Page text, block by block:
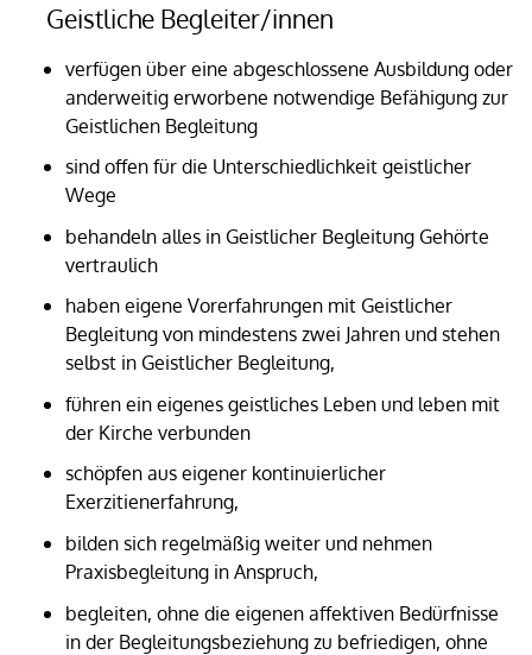
Geistliche Begleiter/innen
verfügen über eine abgeschlossene Ausbildung oder
anderweitig erworbene notwendige Befähigung zur
Geistlichen Begleitung
sind offen für die Unterschiedlichkeit geistlicher
Wege
behandeln alles in Geistlicher Begleitung Gehörte
vertraulich
haben eigene Vorerfahrungen mit Geistlicher
Begleitung von mindestens zwei Jahren und stehen
selbst in Geistlicher Begleitung,
führen ein eigenes geistliches Leben und leben mit
der Kirche verbunden
schöpfen aus eigener kontinuierlicher
Exerzitienerfahrung,
bilden sich regelmäßig weiter und nehmen
Praxisbegleitung in Anspruch,
begleiten, ohne die eigenen affektiven Bedürfnisse
in der Begleitungsbeziehung zu befriedigen, ohne